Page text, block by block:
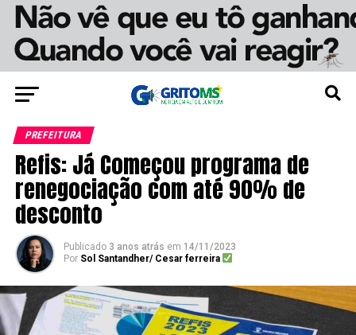
PREFEITURA
Refis: Já Começou programa de
renegociação com até 90% de
desconto
Publicado 3 anos atrás em 14/11/2023
Por Sol Santandher/ Cesar ferreira